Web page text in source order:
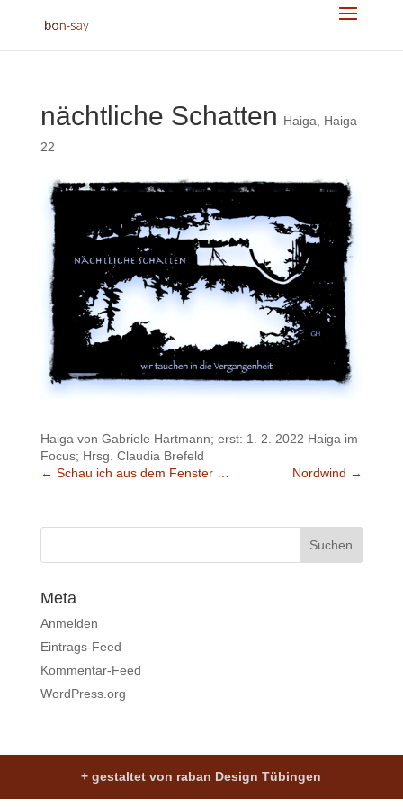
nächtliche Schatten Haiga
Haiga
22
Haiga von Gabriele Hartmann; erst: 1. 2. 2022 Haiga im
Focus; Hrsg. Claudia Brefeld
← Schau ich aus dem Fenster … Nordwind →
Meta
Anmelden
Eintrags-Feed
Kommentar-Feed
WordPress.org
+ gestaltet von raban Design Tübingen